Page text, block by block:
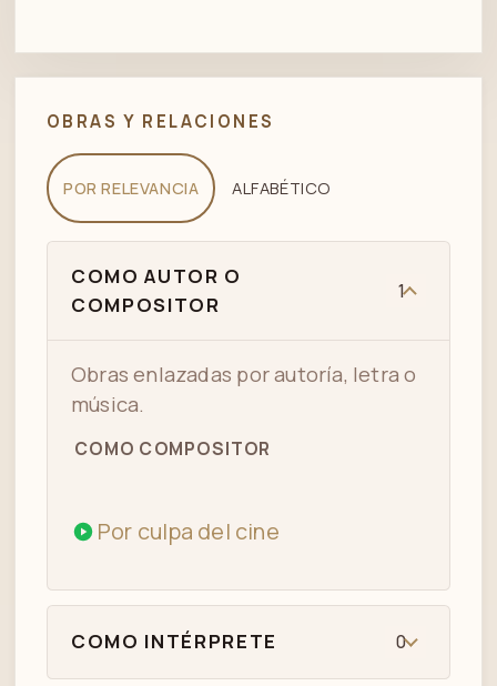
OBRAS Y RELACIONES
POR RELEVANCIA ALFABÉTICO
COMO AUTOR O
COMPOSITOR
1
Obras enlazadas por autoría, letra o
música.
COMO COMPOSITOR
Por culpa del cine
COMO INTÉRPRETE 0